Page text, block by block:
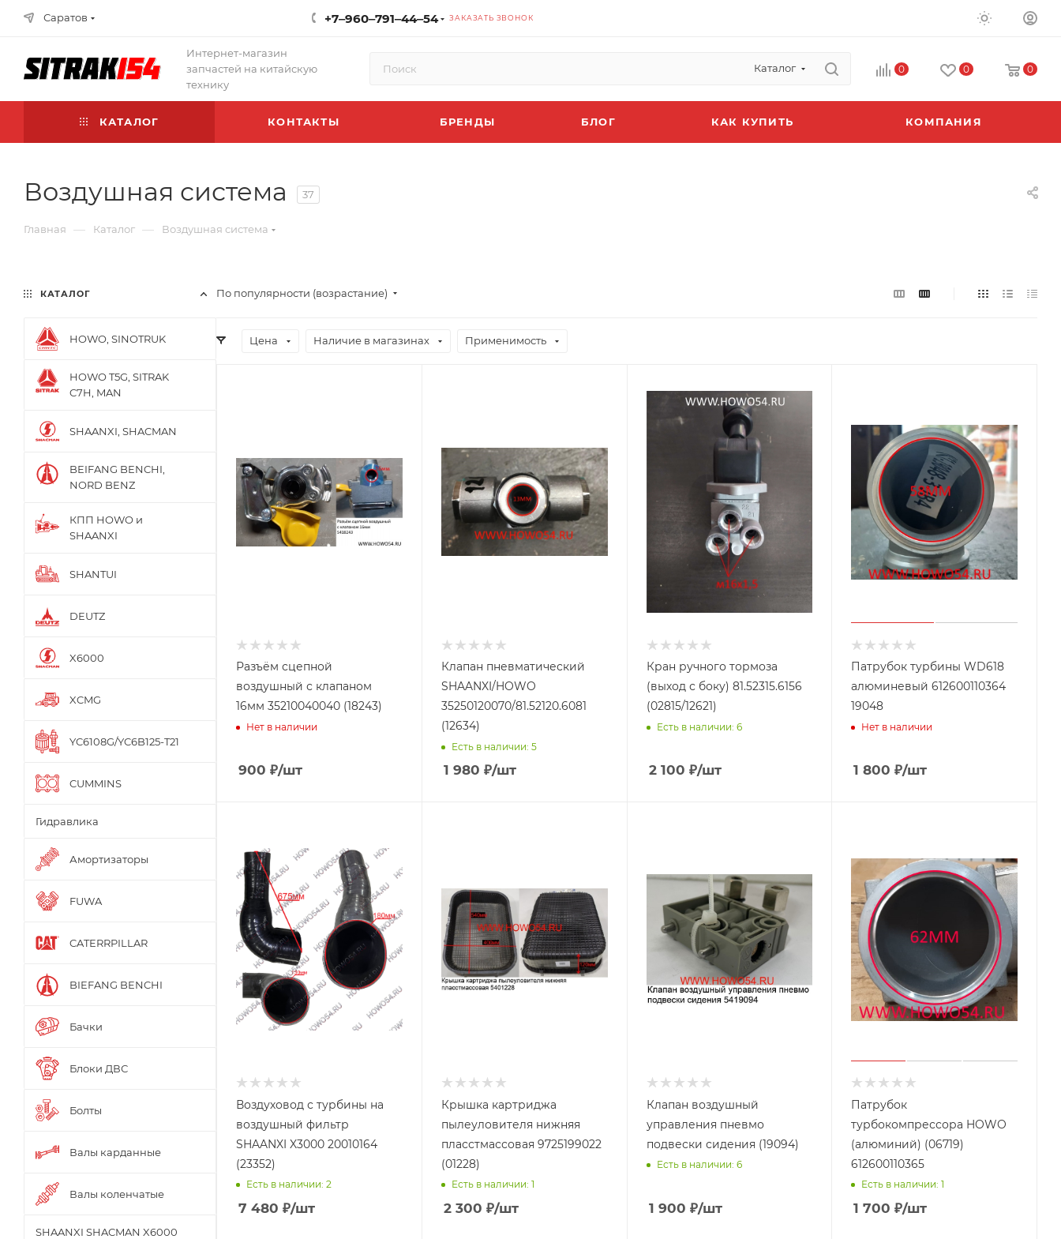
Саратов +7‒960‒791‒44‒54 ЗАКАЗАТЬ ЗВОНОК
Интернет-магазин
запчастей на китайскую
технику
Каталог 0 0 0
КАТАЛОГ КОНТАКТЫ БРЕНДЫ БЛОГ КАК КУПИТЬ КОМПАНИЯ
Воздушная система 37
Главная — Каталог — Воздушная система
По популярности (возрастание)
Цена Наличие в магазинах Применимость
Разъём сцепной
воздушный с клапаном
16мм 35210040040 (18243)
Нет в наличии
900 ₽/шт
Клапан пневматический
SHAANXI/HOWO
35250120070/81.52120.6081
(12634)
Есть в наличии: 5
1 980 ₽/шт
Кран ручного тормоза
(выход с боку) 81.52315.6156
(02815/12621)
Есть в наличии: 6
2 100 ₽/шт
Патрубок турбины WD618
алюминевый 612600110364
19048
Нет в наличии
1 800 ₽/шт
Воздуховод с турбины на
воздушный фильтр
SHAANXI X3000 20010164
(23352)
Есть в наличии: 2
7 480 ₽/шт
Крышка картриджа
пылеуловителя нижняя
пласстмассовая 9725199022
(01228)
Есть в наличии: 1
2 300 ₽/шт
Клапан воздушный
управления пневмо
подвески сидения (19094)
Есть в наличии: 6
1 900 ₽/шт
Патрубок
турбокомпрессора HOWO
(алюминий) (06719)
612600110365
Есть в наличии: 1
1 700 ₽/шт
КАТАЛОГ
HOWO, SINOTRUK
HOWO T5G, SITRAK
C7H, MAN
SHAANXI, SHACMAN
BEIFANG BENCHI,
NORD BENZ
КПП HOWO и
SHAANXI
SHANTUI
DEUTZ
X6000
XCMG
YC6108G/YC6B125-T21
CUMMINS
Гидравлика
Амортизаторы
FUWA
CATERRPILLAR
BIEFANG BENCHI
Бачки
Блоки ДВС
Болты
Валы карданные
Валы коленчатые
SHAANXI SHACMAN X6000